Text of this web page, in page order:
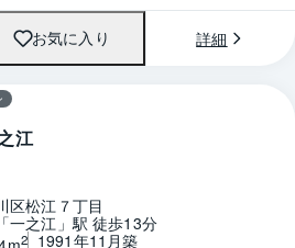
お気に入り 詳細
1 / 0 間取り
江
区松江７丁目
一之江」駅 徒歩13分
2
1991年11月築